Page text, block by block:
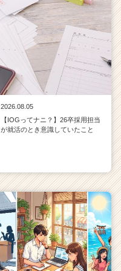
2026.08.05
【IOGってナニ？】26卒採用担当
が就活のとき意識していたこと